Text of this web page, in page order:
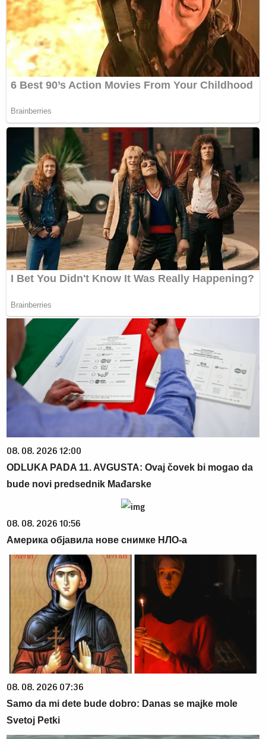
08. 08. 2026 12:00
ODLUKA PADA 11. AVGUSTA: Ovaj čovek bi mogao da
bude novi predsednik Mađarske
08. 08. 2026 10:56
Америка објавила нове снимке НЛО-а
08. 08. 2026 07:36
Samo da mi dete bude dobro: Danas se majke mole
Svetoj Petki